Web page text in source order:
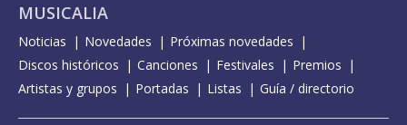
MUSICALIA
Noticias Novedades
Próximas novedades
Discos históricos
Canciones Festivales
Premios
Artistas y grupos
Portadas Listas Guía / directorio